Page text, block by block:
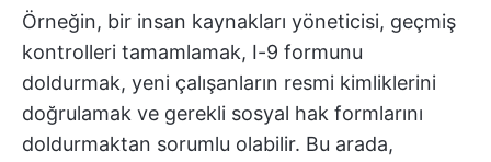
Örneğin, bir insan kaynakları yöneticisi, geçmiş
kontrolleri tamamlamak, I-9 formunu
doldurmak, yeni çalışanların resmi kimliklerini
doğrulamak ve gerekli sosyal hak formlarını
doldurmaktan sorumlu olabilir. Bu arada,